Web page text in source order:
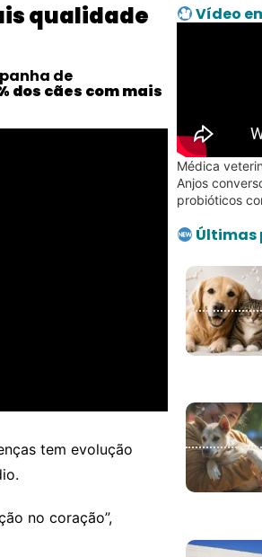
qualidade
de
dos cães com mais
tem evolução
no coração”,
Vídeo
Médica
Anjos
probióticos
Últimas